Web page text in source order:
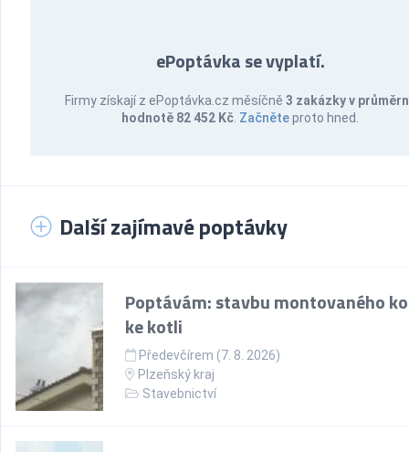
ePoptávka se vyplatí.
Firmy získají z ePoptávka.cz měsíčně 3 zakázky v
hodnotě 82 452 Kč Začněteproto hned.
Další zajímavé poptávky
Poptávám: stavbu montovaného
ke kotli
Předevčírem (7. 8. 2026)
Plzeňský kraj
Stavebnictví